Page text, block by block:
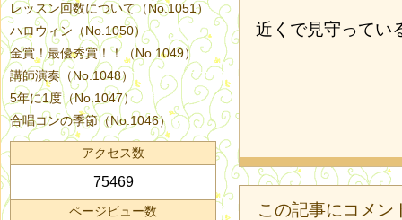
近くで見守ってい
この記事にコメン
レッスン回数について（No.1051）
ハロウィン（No.1050）
金賞！最優秀賞！！（No.1049）
講師演奏（No.1048）
5年に1度（No.1047）
合唱コンの季節（No.1046）
アクセス数
75469
ページビュー数